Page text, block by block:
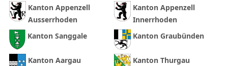
Kanton Appenzell
Ausserrhoden
Kanton Appenzell
Innerrhoden
Kanton Sanggale
Kanton Graubünden
Kanton Aargau Kanton Thurgau